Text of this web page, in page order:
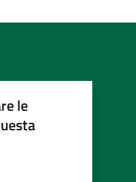
le